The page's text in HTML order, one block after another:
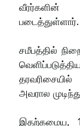
வீரர்களின்
படைத்துள்ளார்.
சமீபத்தில்
அவரால
இதற்கமைய,